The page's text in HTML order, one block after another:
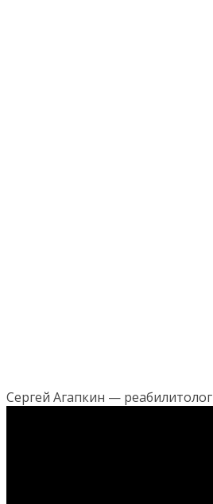
Сергей Агапкин — реабилитолог